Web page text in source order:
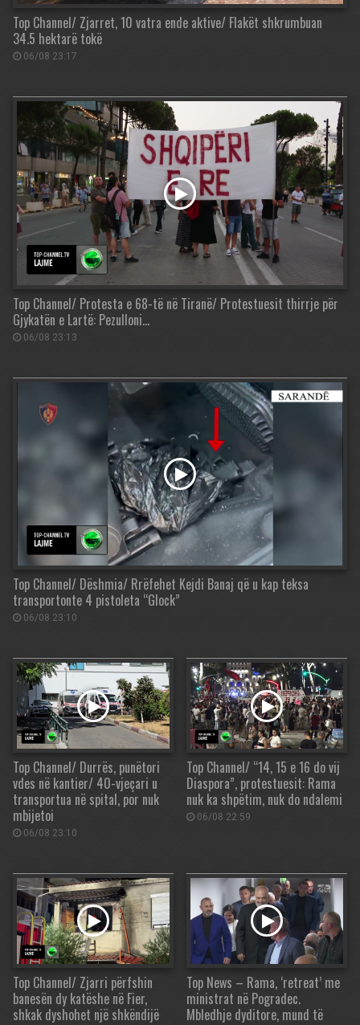
Top Channel/ Zjarret, 10 vatra ende aktive/ Flakët shkrumbuan
34.5 hektarë tokë
06/08 23:17
Top Channel/ Protesta e 68-të në Tiranë/ Protestuesit thirrje për
Gjykatën e Lartë: Pezulloni…
06/08 23:13
Top Channel/ Dëshmia/ Rrëfehet Kejdi Banaj që u kap teksa
transportonte 4 pistoleta “Glock”
06/08 23:10
Top Channel/ Durrës, punëtori
vdes në kantier/ 40-vjeçari u
transportua në spital, por nuk
mbijetoi
06/08 23:10
Top Channel/ “14, 15 e 16 do vij
Diaspora”, protestuesit: Rama
nuk ka shpëtim, nuk do ndalemi
06/08 22:59
Top Channel/ Zjarri përfshin
banesën dy katëshe në Fier,
shkak dyshohet një shkëndijë
Top News – Rama, ‘retreat’ me
ministrat në Pogradec.
Mbledhje dyditore, mund të